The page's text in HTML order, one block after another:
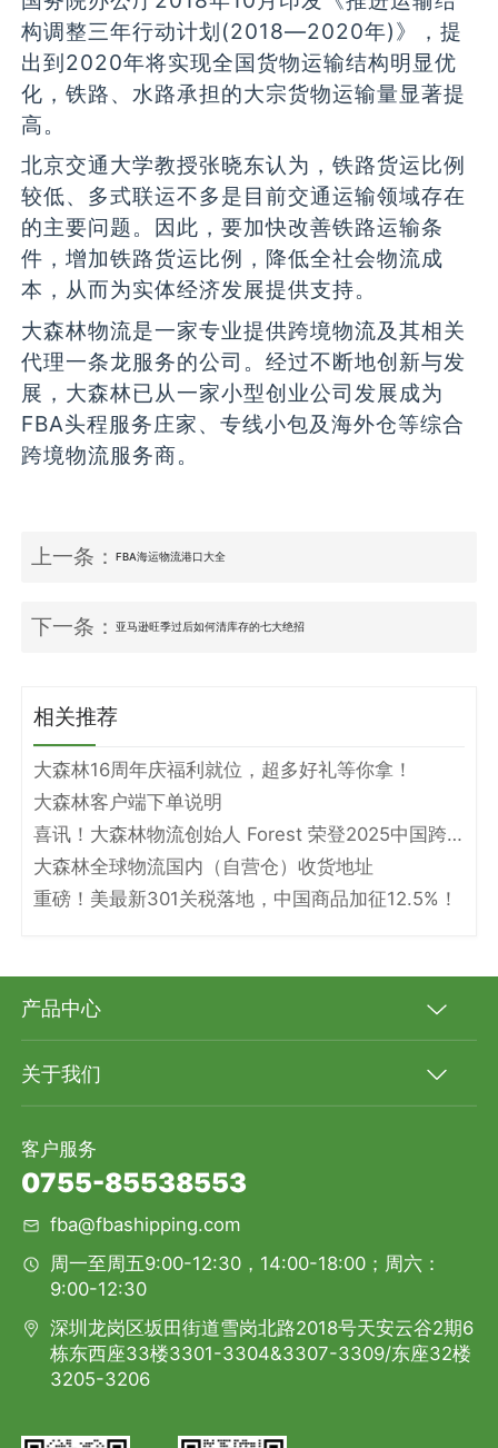
构调整三年行动计划(2018—2020年)》，提
出到2020年将实现全国货物运输结构明显优
化，铁路、水路承担的大宗货物运输量显著提
高。
北京交通大学教授张晓东认为，铁路货运比例
较低、多式联运不多是目前交通运输领域存在
的主要问题。因此，要加快改善铁路运输条
件，增加铁路货运比例，降低全社会物流成
本，从而为实体经济发展提供支持。
大森林物流是一家专业提供跨境物流及其相关
代理一条龙服务的公司。经过不断地创新与发
展，大森林已从一家小型创业公司发展成为
FBA头程服务庄家、专线小包及海外仓等综合
跨境物流服务商。
上一条：FBA海运物流港口大全
下一条：亚马逊旺季过后如何清库存的七大绝招
相关推荐
大森林16周年庆福利就位，超多好礼等你拿！
大森林客户端下单说明
喜讯！大森林物流创始人 Forest 荣登2025中国跨境电商物流名人堂！
大森林全球物流国内（自营仓）收货地址
重磅！美最新301关税落地，中国商品加征12.5%！
产品中心
关于我们
客户服务
0755-85538553
fba@fbashipping.com
周一至周五9:00-12:30，14:00-18:00；周六：
9:00-12:30
深圳龙岗区坂田街道雪岗北路2018号天安云谷2期6
栋东西座33楼3301-3304&3307-3309/东座32楼
3205-3206